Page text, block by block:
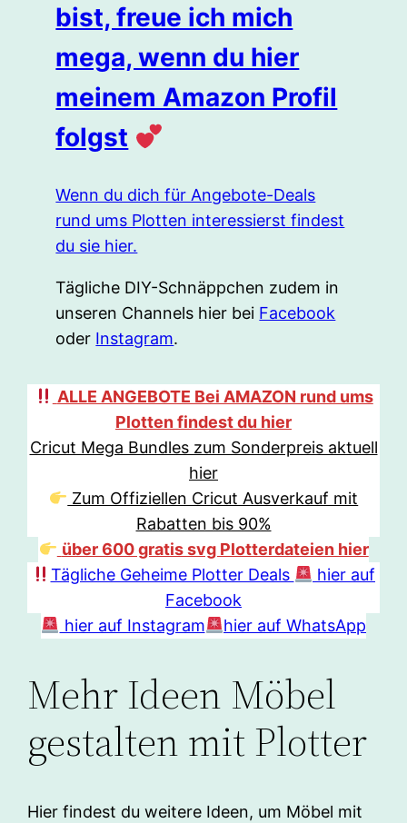
bist, freue ich mich
mega, wenn du hier
meinem Amazon Profil
folgst
Wenn du dich für Angebote-Deals
rund ums Plotten interessierst findest
du sie hier.
Tägliche DIY-Schnäppchen zudem in
unseren Channels hier bei Facebook
oder Instagram.
ALLE ANGEBOTE Bei AMAZON rund ums
Plotten findest du hier
Cricut Mega Bundles zum Sonderpreis aktuell
hier
Zum Offiziellen Cricut Ausverkauf mit
Rabatten bis 90%
über 600 gratis svg Plotterdateien hier
Tägliche Geheime Plotter Deals
hier auf
Facebook
hier auf Instagram
hier auf WhatsApp
Mehr Ideen Möbel
gestalten mit Plotter
Hier findest du weitere Ideen, um Möbel mit